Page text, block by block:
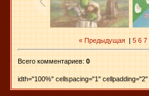
« Предыдущая| 5 6 7
Всего комментариев: 0
idth="100%" cellspacing="1"